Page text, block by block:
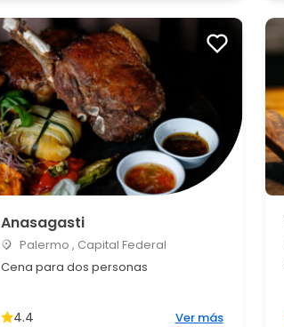
Anasagasti
Palermo , Capital Federal
Cena para dos personas
4.4 Ver más